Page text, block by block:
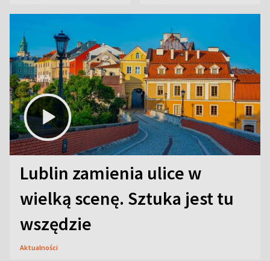
Lublin zamienia ulice w
wielką scenę. Sztuka jest tu
wszędzie
Aktualności